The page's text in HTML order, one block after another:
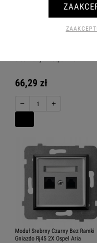
66,29 zł
− +
Moduł Srebrny Czarny Bez Ramki
Gniazdo Rj45 2X Ospel Aria